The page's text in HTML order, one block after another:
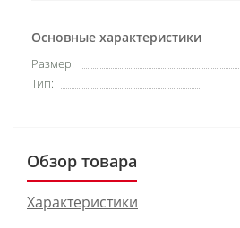
Основные характеристики
Размер:
Тип:
Обзор товара
Характеристики